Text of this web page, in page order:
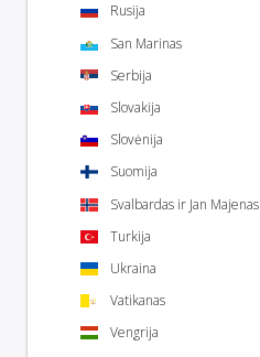
Rusija
San Marinas
Serbija
Slovakija
Slovėnija
Suomija
Svalbardas ir Jan Majenas
Turkija
Ukraina
Vatikanas
Vengrija